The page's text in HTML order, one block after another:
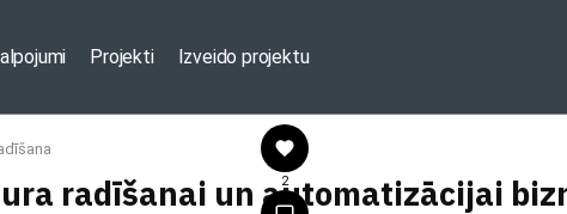
Projekti Izveido projektu
radīšanai un automatizācijai
2